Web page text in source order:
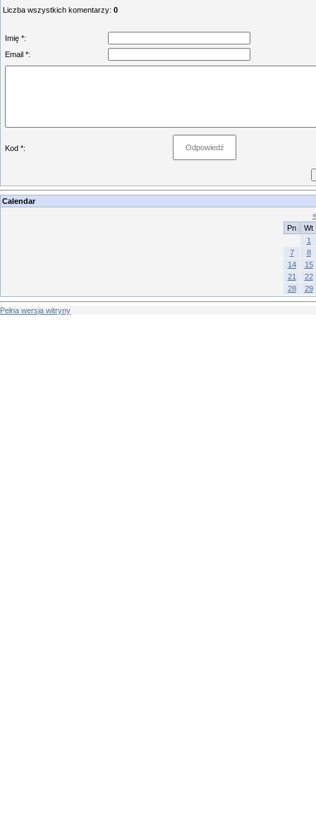
Liczba wszystkich komentarzy: 0
Imię *:
Email *:
Kod *:
Calendar
«
Pn
Wt
1
7
8
14
15
21
22
28
29
Pełna wersja witryny